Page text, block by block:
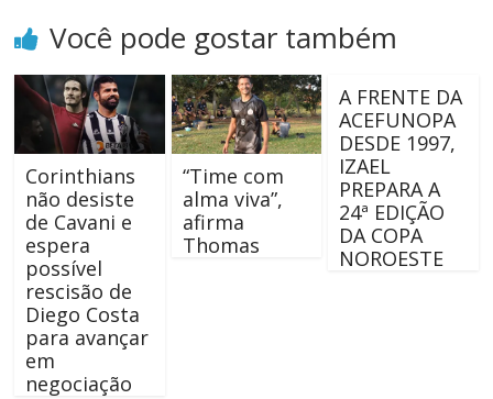
Você pode gostar também
Corinthians
não desiste
de Cavani e
espera
possível
rescisão de
Diego Costa
para avançar
em
negociação
“Time com
alma viva”,
afirma
Thomas
A FRENTE DA
ACEFUNOPA
DESDE 1997,
IZAEL
PREPARA A
24ª EDIÇÃO
DA COPA
NOROESTE